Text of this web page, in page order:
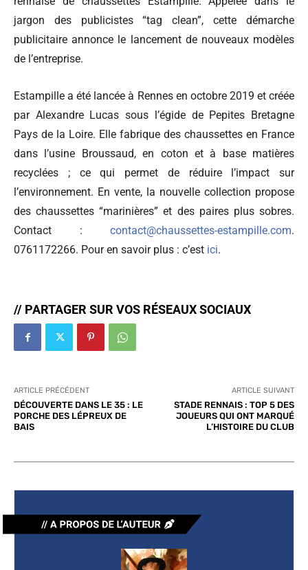
jargon des publicistes “tag clean”, cette démarche
publicitaire annonce le lancement de nouveaux modèles
de l’entreprise.
Estampille a été lancée à Rennes en octobre 2019 et créée
par Alexandre Lucas sous l’égide de Pepites Bretagne
Pays de la Loire. Elle fabrique des chaussettes en France
dans l’usine Broussaud, en coton et à base matières
recyclées ; ce qui permet de réduire l’impact sur
l’environnement. En vente, la nouvelle collection propose
des chaussettes “marinières” et des paires plus sobres.
Contact : contact@chaussettes-estampille.com.
0761172266. Pour en savoir plus : c’est ici.
// PARTAGER SUR VOS RÉSEAUX SOCIAUX
ARTICLE PRÉCÉDENT
DÉCOUVERTE DANS LE 35 : LE
PORCHE DES LÉPREUX DE
BAIS
ARTICLE SUIVANT
STADE RENNAIS : TOP 5 DES
JOUEURS QUI ONT MARQUÉ
L’HISTOIRE DU CLUB